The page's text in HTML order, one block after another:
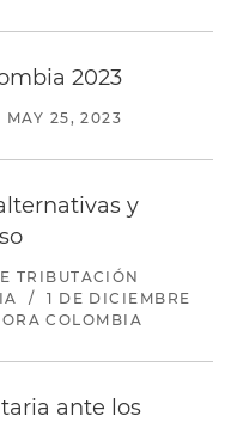
2023
MAY 25, 2023
y
TRIBUTACIÓN
/
1 DE DICIEMBRE
COLOMBIA
ante los